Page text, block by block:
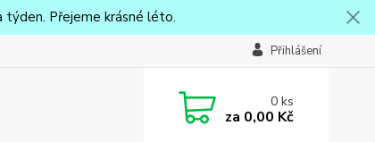
týden. Přejeme krásné léto.
Přihlášení
0ks
za 0,00 Kč